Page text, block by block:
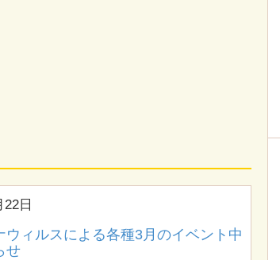
日
ウィルスによる各種3月のイベント中
せ